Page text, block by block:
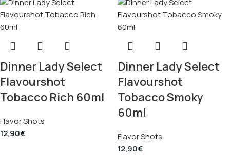
Dinner Lady Select
Flavourshot
Tobacco Rich 60ml
Flavor Shots
12,90€
Dinner Lady Select
Flavourshot
Tobacco Smoky
60ml
Flavor Shots
12,90€